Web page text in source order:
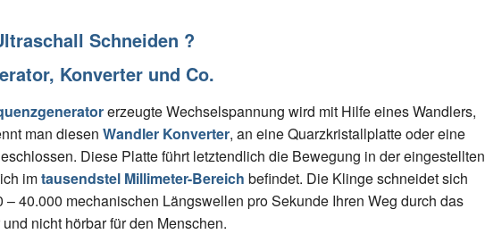
Schneiden ?
Konverter und Co.
erzeugte Wechselspannung wird mit Hilfe eines Wandlers,
man diesen Wandler Konverter, an eine Quarzkristallplatte oder eine
Diese Platte führt letztendlich die Bewegung in der eingestellten
imtausendstel Millimeter-Bereich befindet. Die Klinge schneidet sich
– 40.000 mechanischen Längswellen pro Sekunde Ihren Weg durch das
nicht hörbar für den Menschen.